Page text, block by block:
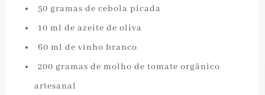
⁠ ⁠50 gramas de cebola picada
⁠ ⁠10 ml de azeite de oliva
⁠ ⁠60 ml de vinho branco
⁠ ⁠200 gramas de molho de tomate orgânico
artesanal